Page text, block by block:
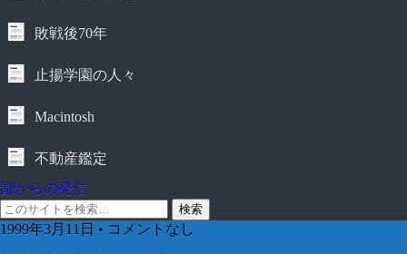
敗戦後70年
止揚学園の人々
Macintosh
不動産鑑定
鄙からの発信
1999年3月11日 • コメントなし